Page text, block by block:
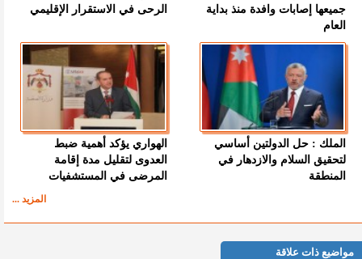
جميعها إصابات وافدة منذ بداية
العام
الرحى في الاستقرار الإقليمي
الملك : حل الدولتين أساسي
لتحقيق السلام والازدهار في
المنطقة
الهواري يؤكد أهمية ضبط
العدوى لتقليل مدة إقامة
المرضى في المستشفيات
المزيد ...
مواضيع ذات علاقة